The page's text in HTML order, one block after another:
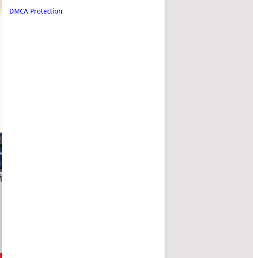
DMCA Protection